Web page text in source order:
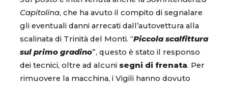
Capitolina, che ha avuto il compito di segnalare
gli eventuali danni arrecati dall’autovettura alla
scalinata di Trinità del Monti. “Piccola scalfittura
sul primo gradino”, questo è stato il responso
dei tecnici, oltre ad alcuni segni di frenata. Per
rimuovere la macchina, i Vigili hanno dovuto